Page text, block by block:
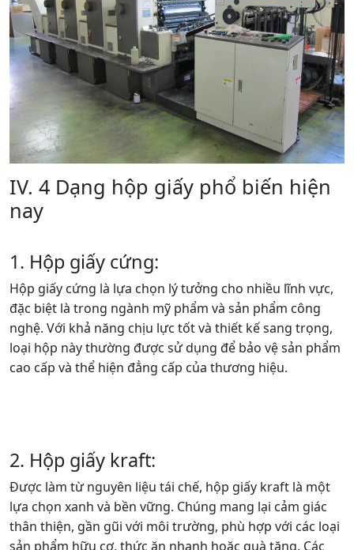
IV. 4 Dạng hộp giấy phổ biến hiện
nay
1. Hộp giấy cứng:
Hộp giấy cứng là lựa chọn lý tưởng cho nhiều lĩnh vực,
đặc biệt là trong ngành mỹ phẩm và sản phẩm công
nghệ. Với khả năng chịu lực tốt và thiết kế sang trọng,
loại hộp này thường được sử dụng để bảo vệ sản phẩm
cao cấp và thể hiện đẳng cấp của thương hiệu.